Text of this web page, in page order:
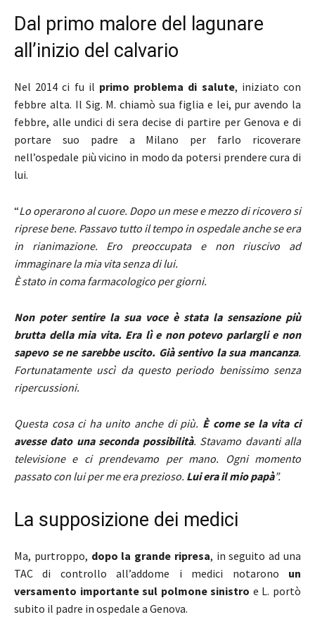
Dal primo malore del lagunare
all’inizio del calvario
Nel 2014 ci fu il primo problema di salute, iniziato con
febbre alta. Il Sig. M. chiamò sua figlia e lei, pur avendo la
febbre, alle undici di sera decise di partire per Genova e di
portare suo padre a Milano per farlo ricoverare
nell’ospedale più vicino in modo da potersi prendere cura di
lui.
“Lo operarono al cuore. Dopo un mese e mezzo di ricovero si
riprese bene. Passavo tutto il tempo in ospedale anche se era
in rianimazione. Ero preoccupata e non riuscivo ad
immaginare la mia vita senza di lui.
È stato in coma farmacologico per giorni.
Non poter sentire la sua voce è stata la sensazione più
brutta della mia vita. Era lì e non potevo parlargli e non
sapevo se ne sarebbe uscito. Già sentivo la sua mancanza.
Fortunatamente uscì da questo periodo benissimo senza
ripercussioni.
Questa cosa ci ha unito anche di più. È come se la vita ci
avesse dato una seconda possibilità. Stavamo davanti alla
televisione e ci prendevamo per mano. Ogni momento
passato con lui per me era prezioso. Lui era il mio papà”.
La supposizione dei medici
Ma, purtroppo, dopo la grande ripresa, in seguito ad una
TAC di controllo all’addome i medici notarono un
versamento importante sul polmone sinistro e L. portò
subito il padre in ospedale a Genova.